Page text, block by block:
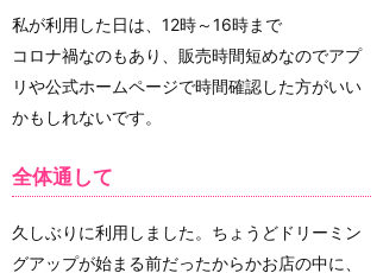
私が利用した日は、12時～16時まで
コロナ禍なのもあり、販売時間短めなのでアプ
リや公式ホームページで時間確認した方がいい
かもしれないです。
全体通して
久しぶりに利用しました。ちょうどドリーミン
グアップが始まる前だったからかお店の中に、